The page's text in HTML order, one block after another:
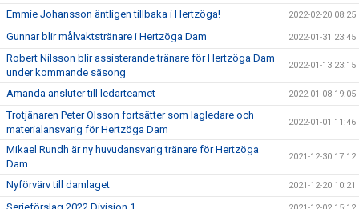
Emmie Johansson äntligen tillbaka i Hertzöga! 2022-02-20 08:25
Gunnar blir målvaktstränare i Hertzöga Dam 2022-01-31 23:45
Robert Nilsson blir assisterande tränare för Hertzöga Dam
under kommande säsong
2022-01-13 23:15
Amanda ansluter till ledarteamet 2022-01-08 19:05
Trotjänaren Peter Olsson fortsätter som lagledare och
materialansvarig för Hertzöga Dam
2022-01-01 11:46
Mikael Rundh är ny huvudansvarig tränare för Hertzöga
Dam
2021-12-30 17:12
Nyförvärv till damlaget 2021-12-20 10:21